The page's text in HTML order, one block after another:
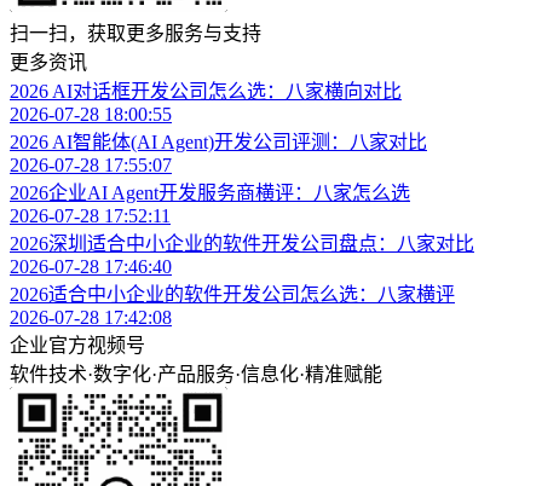
扫一扫，获取更多服务与支持
更多资讯
2026 AI对话框开发公司怎么选：八家横向对比
2026-07-28 18:00:55
2026 AI智能体(AI Agent)开发公司评测：八家对比
2026-07-28 17:55:07
2026企业AI Agent开发服务商横评：八家怎么选
2026-07-28 17:52:11
2026深圳适合中小企业的软件开发公司盘点：八家对比
2026-07-28 17:46:40
2026适合中小企业的软件开发公司怎么选：八家横评
2026-07-28 17:42:08
企业官方视频号
软件技术·数字化·产品服务·信息化·精准赋能